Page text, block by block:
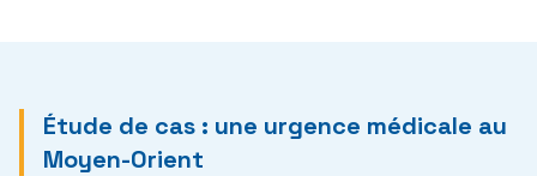
Étude de cas : une urgence médicale au
Moyen-Orient